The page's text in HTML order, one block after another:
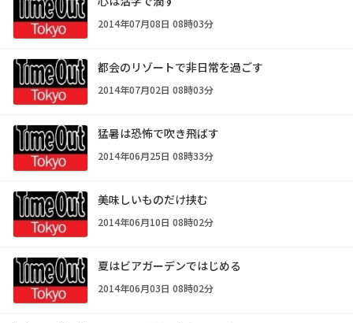
2014年07月08日 08時03分
都会のリゾートで非日常を過ごす
2014年07月02日 08時03分
猛暑は恐怖で吹き飛ばす
2014年06月25日 08時33分
美味しいものだけ挟む
2014年06月10日 08時02分
夏はビアガーデンではじめる
2014年06月03日 08時02分